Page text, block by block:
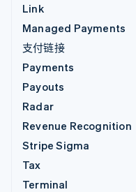
Link
Managed Payments
支付链接
Payments
Payouts
Radar
Revenue Recognition
Stripe Sigma
Tax
Terminal